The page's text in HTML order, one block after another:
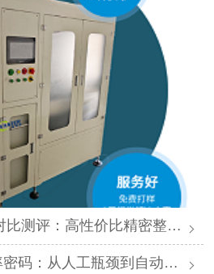
：高性价比精密整列品牌推荐
：从人工瓶颈到自动化跨越